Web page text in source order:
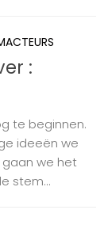
:
te beginnen.
ideeën we
we het
stem...